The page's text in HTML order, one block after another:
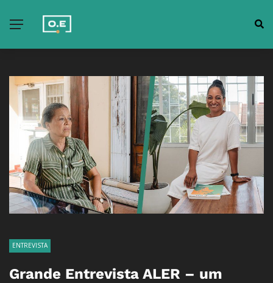
ENTREVISTA
Grande Entrevista ALER – um